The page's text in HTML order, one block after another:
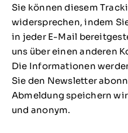
Sie können diesem
widersprechen, indem
in jeder E-Mail
uns über einen anderen
Die Informationen
Sie den Newsletter
Abmeldung speichern
und anonym.